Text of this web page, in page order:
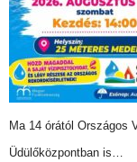
Ma 14 órától Országos
Üdülőközpontban is…